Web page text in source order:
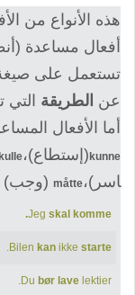
هذه الأنواع من
أفعال مساعدة
تستعمل على صيغة
عن الطريقة التي
أما الأفعال
kunne(إستطاع)،
اسر)،måtte (وجب)
Jeg skal komme.
Bilen kan ikke starte
.
Du bør lave lektier.